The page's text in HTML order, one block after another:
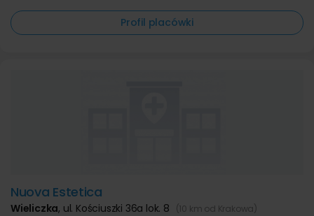
Profil placówki
Nuova Estetica
Wieliczka, ul. Kościuszki 36a lok. 8 (10 km od Krakowa)